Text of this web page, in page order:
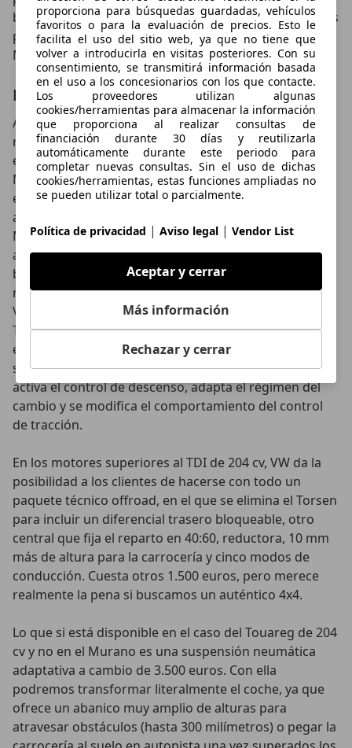
proporciona para búsquedas guardadas, vehículos
favoritos o para la evaluación de precios. Esto le
facilita el uso del sitio web, ya que no tiene que
volver a introducirla en visitas posteriores. Con su
consentimiento, se transmitirá información basada
en el uso a los concesionarios con los que contacte.
Los proveedores utilizan algunas
cookies/herramientas para almacenar la información
que proporciona al realizar consultas de
financiación durante 30 días y reutilizarla
automáticamente durante este periodo para
completar nuevas consultas. Sin el uso de dichas
cookies/herramientas, estas funciones ampliadas no
se pueden utilizar total o parcialmente.
Política de privacidad | Aviso legal | Vendor List
Aceptar y cerrar
Más información
Rechazar y cerrar
basten nueve segundos para circular a cien kilómetros
por hora, 1,5 segundos menos de lo que necesita el
Murano.
Posibilidades offroad para el Touareg
Ambos modelos traen de serie sus fórmulas para
repartir de una forma electrónica el par entre ambos
ejes en caso de que sea necesario. Nissan lo llama ALL
MODE 4X4, y no es más que un embrague controlado
electrónicamente capaz de pasar par del eje delantero
al trasero cuando la falta de adherencia lo requiera.
Mediante una control situado en la consola, se puede
activar este sistema que cuenta además con un
bloqueo disponible hasta 80 km/h que deja la
responsabilidad repartida al 50-50 en ambos ejes.
Volkswagen recurre mientras tanto al diferencial
Torsen para equipar de serie a todos sus modelos, y
en principio ofrece algunas ventajas más al
seleccionar el modo de conducción “off-road”: se
activa el control de descenso, adapta el régimen del
cambio y se modifica el comportamiento del control
de tracción.
En los motores superiores al TDI de 204 cv, VW da la
posibilidad a los clientes de hacerse con todo un
paquete técnico offroad, en el que se elimina el Torsen
para incluir un diferencial trasero bloqueable, otro
central que fija el reparto en 40:60, reductora, 10 mm
más de altura para la carrocería y cinco modos de
conducción. Cuesta otros 1.500 euros, pero merece
realmente la pena si buscamos un auténtico 4x4.
Lo que si está disponible en el caso del Touareg de 204
cv y no en el Murano es una suspensión neumática
adaptativa a cambio de 3.500 euros. Con ella
podremos transformar literalmente el coche, ya que
ofrece un abanico muy amplio de alturas para
atravesar obstáculos (hasta 300 milímetros) o pegar la